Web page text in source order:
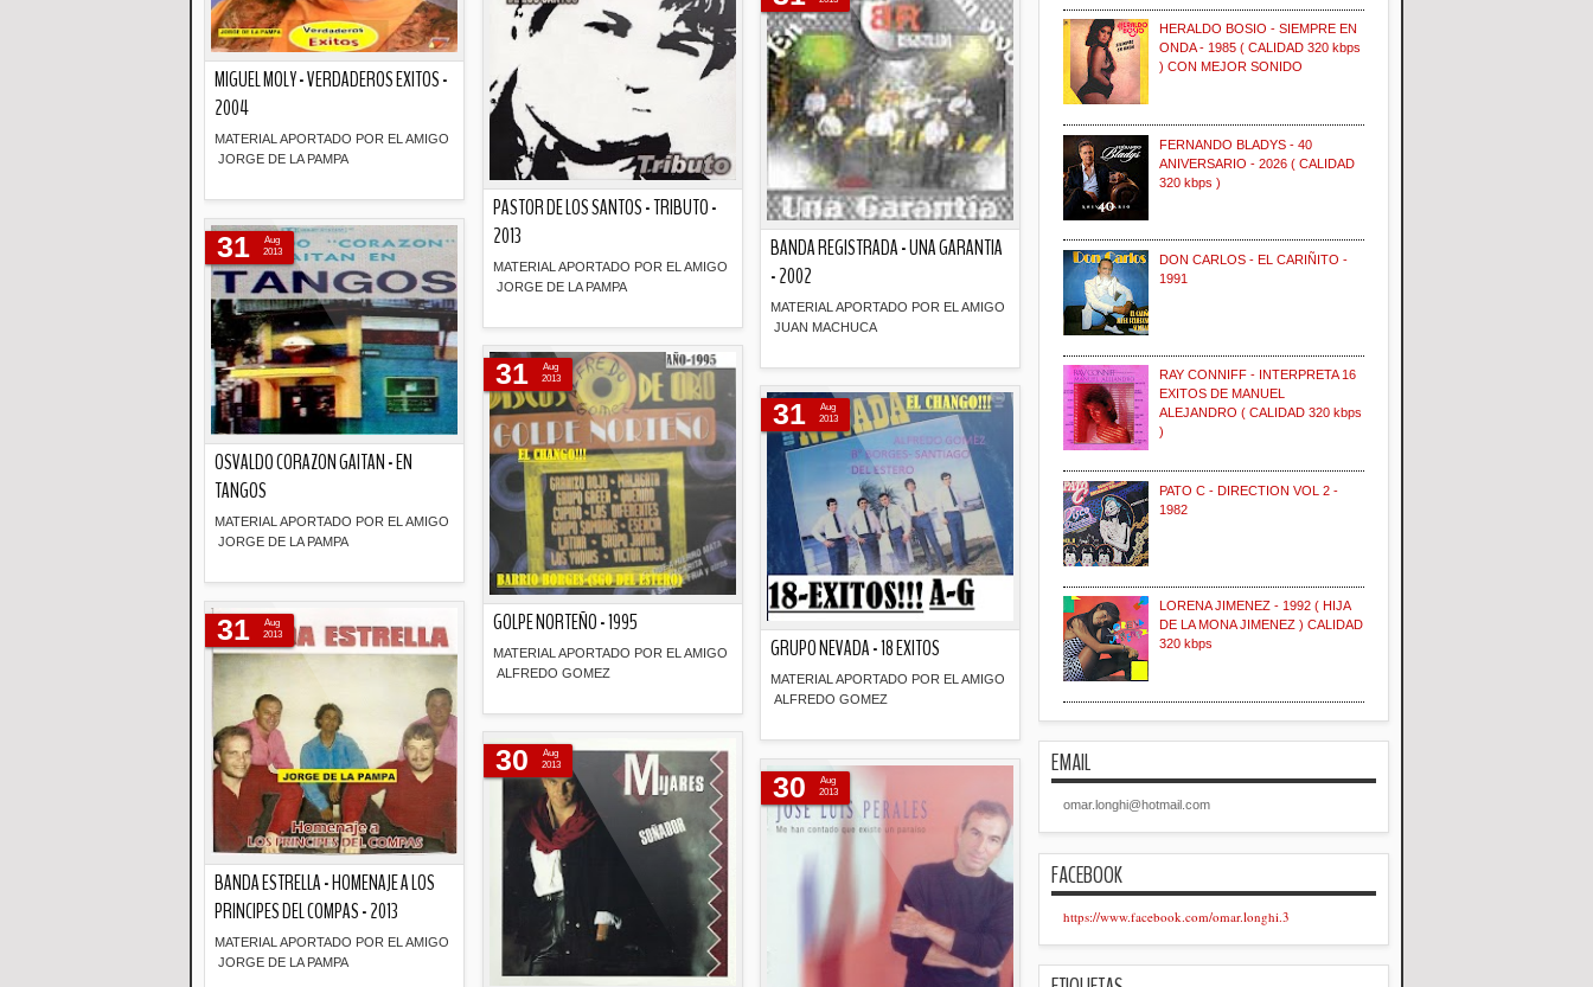
MIGUEL MOLY - VERDADEROS EXITOS -
2004
MATERIAL APORTADO POR EL AMIGO
JORGE DE LA PAMPA
PASTOR DE LOS SANTOS - TRIBUTO -
2013
MATERIAL APORTADO POR EL AMIGO
JORGE DE LA PAMPA
BANDA REGISTRADA - UNA GARANTIA
- 2002
MATERIAL APORTADO POR EL AMIGO
JUAN MACHUCA
OSVALDO CORAZON GAITAN - EN
TANGOS
MATERIAL APORTADO POR EL AMIGO
JORGE DE LA PAMPA
31
Aug
2013
GOLPE NORTEÑO - 1995
MATERIAL APORTADO POR EL AMIGO
ALFREDO GOMEZ
31
Aug
2013
GRUPO NEVADA - 18 EXITOS
MATERIAL APORTADO POR EL AMIGO
ALFREDO GOMEZ
31
Aug
2013
BANDA ESTRELLA - HOMENAJE A LOS
PRINCIPES DEL COMPAS - 2013
MATERIAL APORTADO POR EL AMIGO
JORGE DE LA PAMPA
31
Aug
2013
30
Aug
2013
30
Aug
2013
HERALDO BOSIO - SIEMPRE EN
ONDA - 1985 ( CALIDAD 320 kbps
) CON MEJOR SONIDO
FERNANDO BLADYS - 40
ANIVERSARIO - 2026 ( CALIDAD
320 kbps )
DON CARLOS - EL CARIÑITO -
1991
RAY CONNIFF - INTERPRETA 16
EXITOS DE MANUEL
ALEJANDRO ( CALIDAD 320 kbps
)
PATO C - DIRECTION VOL 2 -
1982
LORENA JIMENEZ - 1992 ( HIJA
DE LA MONA JIMENEZ ) CALIDAD
320 kbps
EMAIL
omar.longhi@hotmail.com
FACEBOOK
https://www.facebook.com/omar.longhi.3